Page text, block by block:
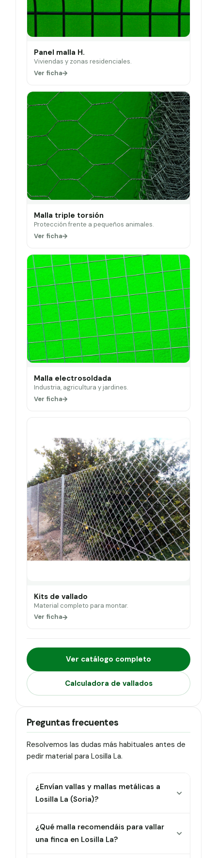
Panel malla H.
Viviendas y zonas residenciales.
Ver ficha
Malla triple torsión
Protección frente a pequeños animales.
Ver ficha
Malla electrosoldada
Industria, agricultura y jardines.
Ver ficha
Kits de vallado
Material completo para montar.
Ver ficha
Ver catálogo completo
Calculadora de vallados
Preguntas frecuentes
Resolvemos las dudas más habituales antes de
pedir material para Losilla La.
¿Envían vallas y mallas metálicas a
Losilla La (Soria)?
¿Qué malla recomendáis para vallar
una finca en Losilla La?